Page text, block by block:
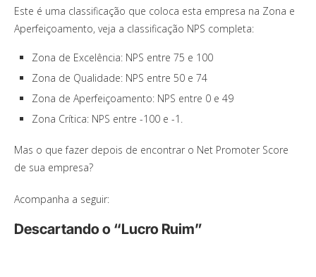
Este é uma classificação que coloca esta empresa na Zona e
Aperfeiçoamento, veja a classificação NPS completa:
Zona de Excelência: NPS entre 75 e 100
Zona de Qualidade: NPS entre 50 e 74
Zona de Aperfeiçoamento: NPS entre 0 e 49
Zona Crítica: NPS entre -100 e -1.
Mas o que fazer depois de encontrar o Net Promoter Score
de sua empresa?
Acompanha a seguir:
Descartando o “Lucro Ruim”